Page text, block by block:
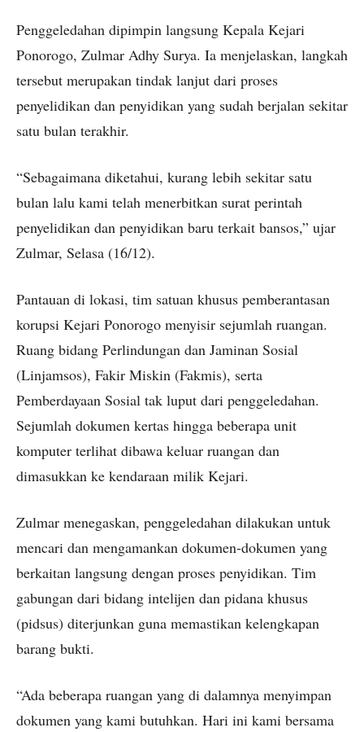
Penggeledahan dipimpin langsung Kepala Kejari
Ponorogo, Zulmar Adhy Surya. Ia menjelaskan, langkah
tersebut merupakan tindak lanjut dari proses
penyelidikan dan penyidikan yang sudah berjalan sekitar
satu bulan terakhir.
“Sebagaimana diketahui, kurang lebih sekitar satu
bulan lalu kami telah menerbitkan surat perintah
penyelidikan dan penyidikan baru terkait bansos,” ujar
Zulmar, Selasa (16/12).
Pantauan di lokasi, tim satuan khusus pemberantasan
korupsi Kejari Ponorogo menyisir sejumlah ruangan.
Ruang bidang Perlindungan dan Jaminan Sosial
(Linjamsos), Fakir Miskin (Fakmis), serta
Pemberdayaan Sosial tak luput dari penggeledahan.
Sejumlah dokumen kertas hingga beberapa unit
komputer terlihat dibawa keluar ruangan dan
dimasukkan ke kendaraan milik Kejari.
Zulmar menegaskan, penggeledahan dilakukan untuk
mencari dan mengamankan dokumen-dokumen yang
berkaitan langsung dengan proses penyidikan. Tim
gabungan dari bidang intelijen dan pidana khusus
(pidsus) diterjunkan guna memastikan kelengkapan
barang bukti.
“Ada beberapa ruangan yang di dalamnya menyimpan
dokumen yang kami butuhkan. Hari ini kami bersama